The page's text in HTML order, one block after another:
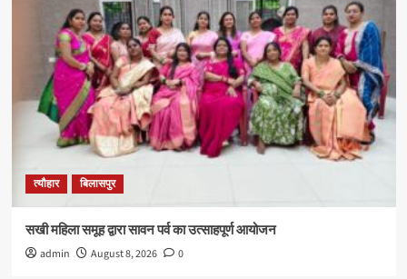
त्यौहार बिलासपुर
सखी महिला समूह द्वारा सावन पर्व का उत्साहपूर्ण आयोजन
admin August 8, 2026 0